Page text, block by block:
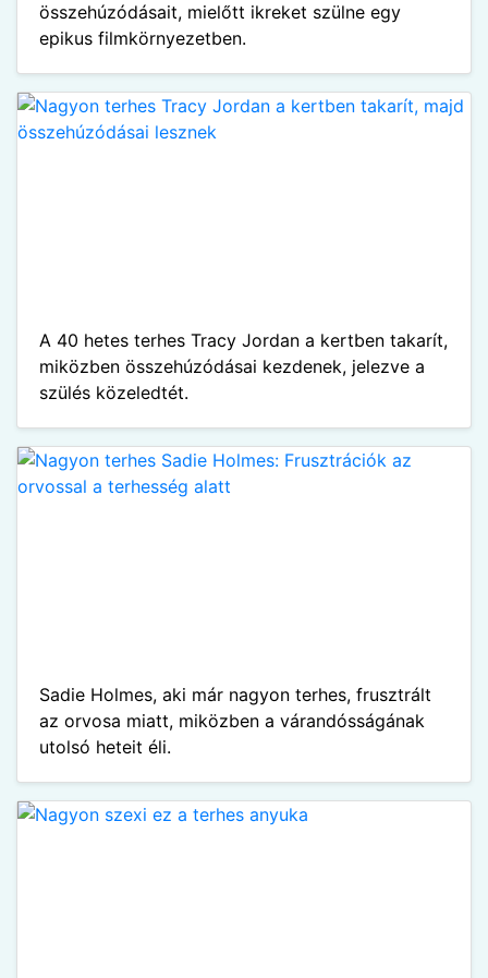
összehúzódásait, mielőtt ikreket szülne egy
epikus filmkörnyezetben.
A 40 hetes terhes Tracy Jordan a kertben takarít,
miközben összehúzódásai kezdenek, jelezve a
szülés közeledtét.
Sadie Holmes, aki már nagyon terhes, frusztrált
az orvosa miatt, miközben a várandósságának
utolsó heteit éli.